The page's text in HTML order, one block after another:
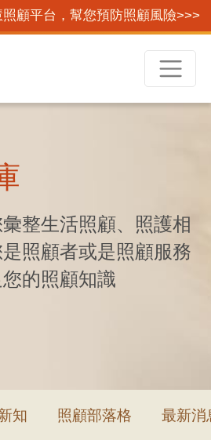
顧平台，幫您預防照顧風險>>>
整生活照顧、照護相
照顧者或是照顧服務
的照顧知識
知 照顧部落格 最新消